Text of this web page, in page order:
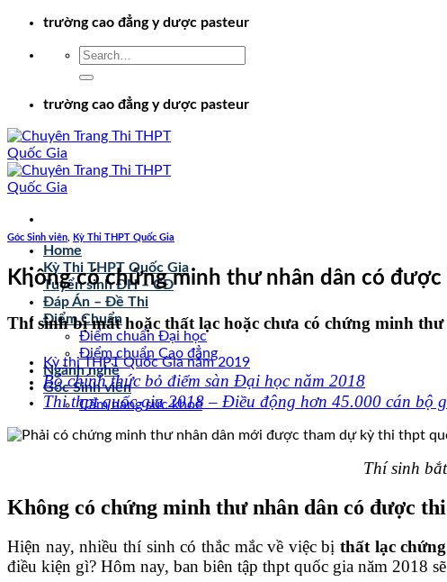
Chuyểntrường cao đẳng y dược pasteur
trường cao đẳng y dược pasteur
Home
Kỳ Thi THPT Quốc Gia
Tuyển sinh ĐH – CĐ
Đáp Án – Đề Thi
Điểm Chuẩn
Điểm chuẩn Đại học
Điểm chuẩn Cao đẳng
Ngành nghề
Góc Sinh viên
Cẩm nang sức khoẻ
Góc Sinh viên Kỳ Thi THPT Quốc Gia
Không có chứng minh thư nhân dân có
Thí sinh bị mất hoặc thất lạc hoặc chưa có chứng minh
Kỳ thi THPT Quốc Gia năm 2019
Bộ chính thức bỏ điểm sàn Đại học năm 2018
Thi thpt quốc gia 2018 – Điều động hơn 45.000 cán bộ
Thí sinh
Không có chứng minh thư nhân dân có được
Hiện nay, nhiều thí sinh có thắc mắc về việc bịthất lạc
điều kiện gì? Hôm nay, ban biên tập thpt quốc gia năm 2018